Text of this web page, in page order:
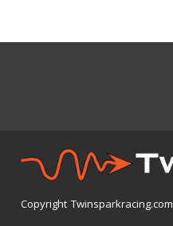
Copyright Twinsparkracing.com